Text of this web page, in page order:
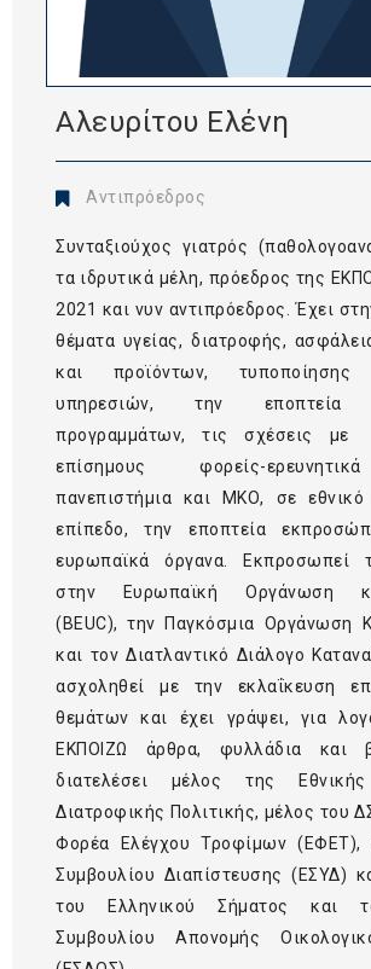
Αλευρίτου Ελένη
Αντιπρόεδρος
Συνταξιούχος γιατρός
τα ιδρυτικά μέλη, πρόεδρος της
2021 και νυν αντιπρόεδρος. Έχει
θέματα υγείας, διατροφής,
και προϊόντων, τυποποίησης
υπηρεσιών, την εποπτεία
προγραμμάτων, τις σχέσεις με
επίσημους φορείς-
πανεπιστήμια και ΜΚΟ, σε εθνικό
επίπεδο, την εποπτεία
ευρωπαϊκά όργανα. Εκπροσωπεί
στην
Ευρωπαϊκή Οργάνωση
(BEUC), την
Παγκόσμια Οργάνωση
και τον Διατλαντικό Διάλογο
ασχοληθεί με την εκλαΐκευση
θεμάτων και έχει γράψει, για
ΕΚΠΟΙΖΩ άρθρα, φυλλάδια και
διατελέσει μέλος της
Διατροφικής Πολιτικής, μέλος του
Φορέα Ελέγχου Τροφίμων (ΕΦΕΤ),
Συμβουλίου Διαπίστευσης (ΕΣΥΔ)
του Ελληνικού Σήματος και
Συμβουλίου Απονομής